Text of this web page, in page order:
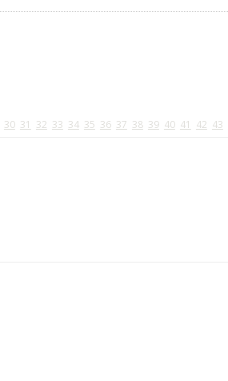
30 31 32 33 34 35 36 37 38 39 40 41 42 43